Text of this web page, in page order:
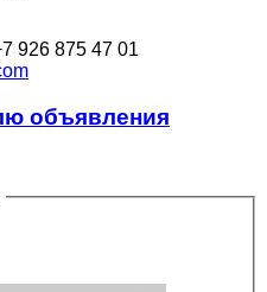
926 875 47 01
объявления